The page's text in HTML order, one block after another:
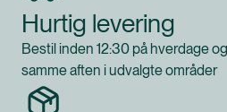
Hurtig levering
Bestil inden 12:30 på hverdage
samme aften i udvalgte områder